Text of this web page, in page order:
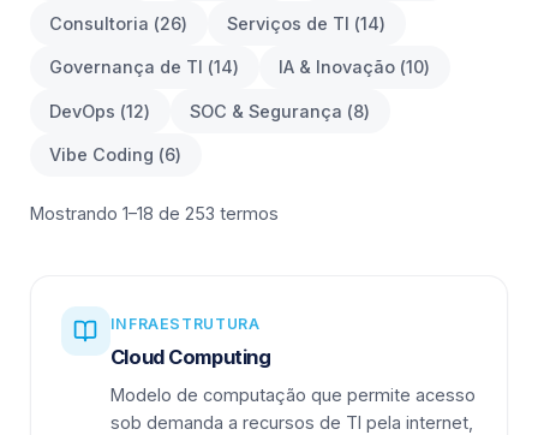
Consultoria (26) Serviços de TI (14)
Governança de TI (14) IA & Inovação (10)
DevOps (12) SOC & Segurança (8)
Vibe Coding (6)
Mostrando 1–18 de 253 termos
INFRAESTRUTURA
Cloud Computing
Modelo de computação que permite acesso
sob demanda a recursos de TI pela internet,